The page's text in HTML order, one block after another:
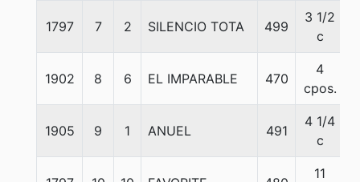
1797 7 2 SILENCIO TOTA 499
3 1/2
c
1902 8 6 EL IMPARABLE 470
4
cpos.
1905 9 1 ANUEL 491
4 1/4
c
11